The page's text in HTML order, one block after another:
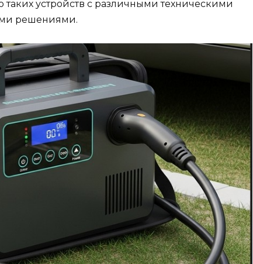
устройств с различными техническими
решениями.